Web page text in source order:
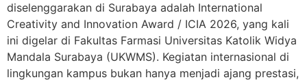
diselenggarakan di Surabaya adalah International
Creativity and Innovation Award / ICIA 2026, yang kali
ini digelar di Fakultas Farmasi Universitas Katolik Widya
Mandala Surabaya (UKWMS). Kegiatan internasional di
lingkungan kampus bukan hanya menjadi ajang prestasi,